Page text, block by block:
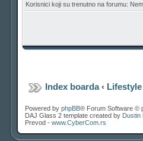
Korisnici koji su trenutno na forumu:
Index boarda‹ Lifestyle
Powered by phpBB® Forum Software ©
DAJ Glass 2 template created by Dustin
Prevod - www.CyberCom.rs